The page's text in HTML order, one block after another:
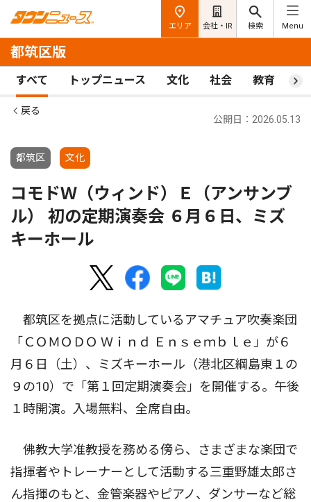
エリア 会社・IR 検索 Menu
都筑区版
すべて トップニュース 文化 社会 教育 ス
戻る
都筑区 文化
公開日：2026.05.13
コモドＷ（ウィンド）Ｅ（アンサンブ
ル） 初の定期演奏会 ６月６日、ミズ
キーホール
都筑区を拠点に活動しているアマチュア吹奏楽団
「ＣＯＭＯＤＯ Ｗｉｎｄ Ｅｎｓｅｍｂｌｅ」が６
月６日（土）、ミズキーホール（港北区綱島東１の
９の10）で「第１回定期演奏会」を開催する。午後
１時開演。入場無料、全席自由。
佛教大学准教授を務める傍ら、さまざまな楽団で
指揮者やトレーナーとして活動する三重野雄太郎さ
ん指揮のもと、金管楽器やピアノ、ダンサーなど総